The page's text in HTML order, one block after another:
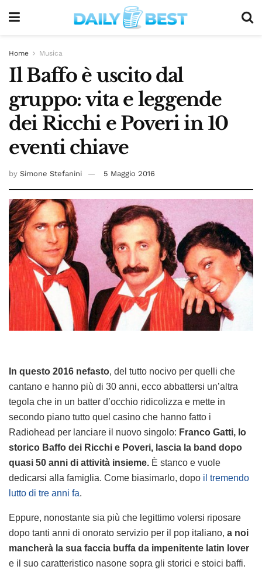
Home Musica
Il Baffo è uscito dal
gruppo: vita e leggende
dei Ricchi e Poveri in 10
eventi chiave
by Simone Stefanini 5 Maggio 2016
In questo 2016 nefasto, del tutto nocivo per quelli che
cantano e hanno più di 30 anni, ecco abbattersi un’altra
tegola che in un batter d’occhio ridicolizza e mette in
secondo piano tutto quel casino che hanno fatto i
Radiohead per lanciare il nuovo singolo: Franco Gatti, lo
storico Baffo dei Ricchi e Poveri, lascia la band dopo
quasi 50 anni di attività insieme. È stanco e vuole
dedicarsi alla famiglia. Come biasimarlo, dopo il tremendo
lutto di tre anni fa.
Eppure, nonostante sia più che legittimo volersi riposare
dopo tanti anni di onorato servizio per il pop italiano, a noi
mancherà la sua faccia buffa da impenitente latin lover
e il suo caratteristico nasone sopra gli storici e stoici baffi.